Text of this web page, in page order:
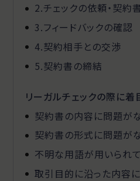
2.チェックの依頼・契約
3.フィードバックの確認
4.契約相手との交渉
5.契約書の締結
リーガルチェックの際に着
契約書の内容に問題が
契約書の形式に問題が
不明な用語が用いられ
取引目的に沿った内容